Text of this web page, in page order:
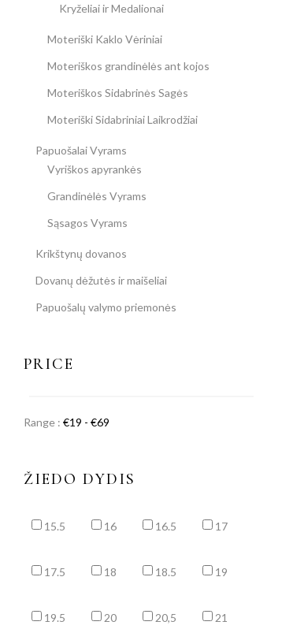
Kryželiai ir Medalionai
Moteriški Kaklo Vėriniai
Moteriškos grandinėlės ant kojos
Moteriškos Sidabrinės Sagės
Moteriški Sidabriniai Laikrodžiai
Papuošalai Vyrams
Vyriškos apyrankės
Grandinėlės Vyrams
Sąsagos Vyrams
Krikštynų dovanos
Dovanų dėžutės ir maišeliai
Papuošalų valymo priemonės
PRICE
Range : €19 - €69
ŽIEDO DYDIS
15.5 16 16.5 17
17.5 18 18.5 19
19.5 20 20,5 21